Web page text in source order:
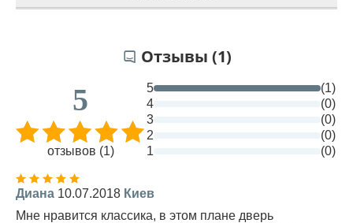
Отзывы (1)
5
отзывов (1)
5
(1)
4
(0)
3
(0)
2
(0)
1
(0)
Диана 10.07.2018 Киев
Мне нравится классика, в этом плане дверь